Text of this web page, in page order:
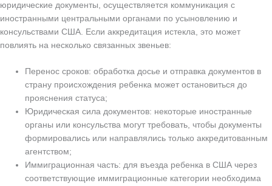
юридические документы, осуществляется коммуникация с
иностранными центральными органами по усыновлению и
консульствами США. Если аккредитация истекла, это может
повлиять на несколько связанных звеньев:
Перенос сроков: обработка досье и отправка документов в
страну происхождения ребенка может остановиться до
прояснения статуса;
Юридическая сила документов: некоторые иностранные
органы или консульства могут требовать, чтобы документы
формировались или направлялись только аккредитованным
агентством;
Иммиграционная часть: для въезда ребенка в США через
соответствующие иммиграционные категории необходима